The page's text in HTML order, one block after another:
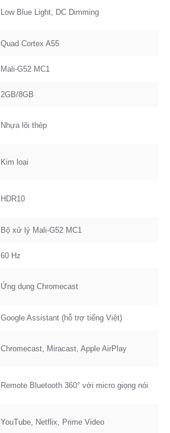
Low Blue Light, DC Dimming
Quad Cortex A55
Mali-G52 MC1
2GB/8GB
Nhựa lõi thép
Kim loại
HDR10
Bộ xử lý Mali-G52 MC1
60 Hz
Ứng dụng Chromecast
Google Assistant (hỗ trợ tiếng Việt)
Chromecast, Miracast, Apple AirPlay
Remote Bluetooth 360° với micro giọng nói
YouTube, Netflix, Prime Video